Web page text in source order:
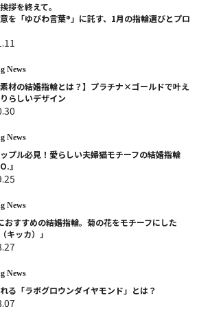
拶を終えて。
を「ゆびわ言葉®」に託す、1月の指輪選びとプロ
News
素材の結婚指輪とは？】プラチナ×ゴールドで叶え
らしいデザイン
News
プル必見！愛らしい夫婦猫モチーフの結婚指輪
』
News
おすすめの結婚指輪。菊の花をモチーフにした
キッカ）」
News
る「ラボグロウンダイヤモンド」とは？